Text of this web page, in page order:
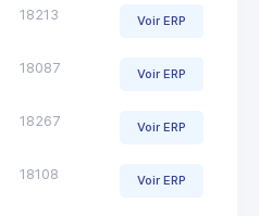
18213 Voir ERP
18087 Voir ERP
18267 Voir ERP
18108 Voir ERP